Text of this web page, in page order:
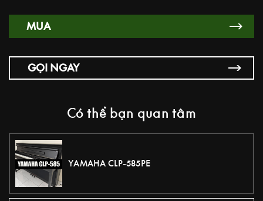
MUA
GỌI NGAY
Có thể bạn quan tâm
YAMAHA CLP-585PE